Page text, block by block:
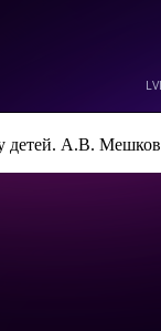
детей. А.В. Мешков